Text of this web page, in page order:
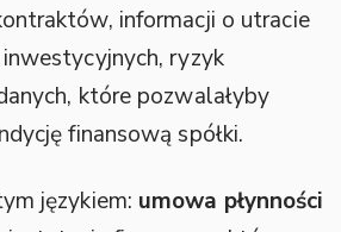
informacji o utracie
ryzyk
które pozwalałyby
finansową spółki.
językiem: umowa płynności